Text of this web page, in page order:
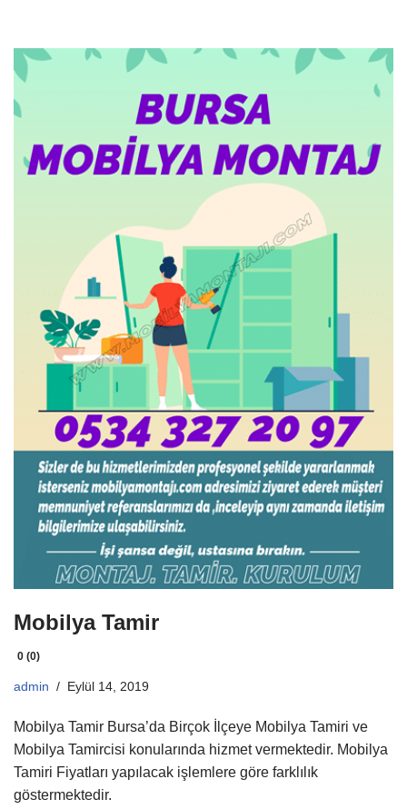
Mobilya Tamir
0 (0)
admin Eylül 14, 2019
Mobilya Tamir Bursa’da Birçok İlçeye Mobilya Tamiri ve
Mobilya Tamircisi konularında hizmet vermektedir. Mobilya
Tamiri Fiyatları yapılacak işlemlere göre farklılık
göstermektedir.